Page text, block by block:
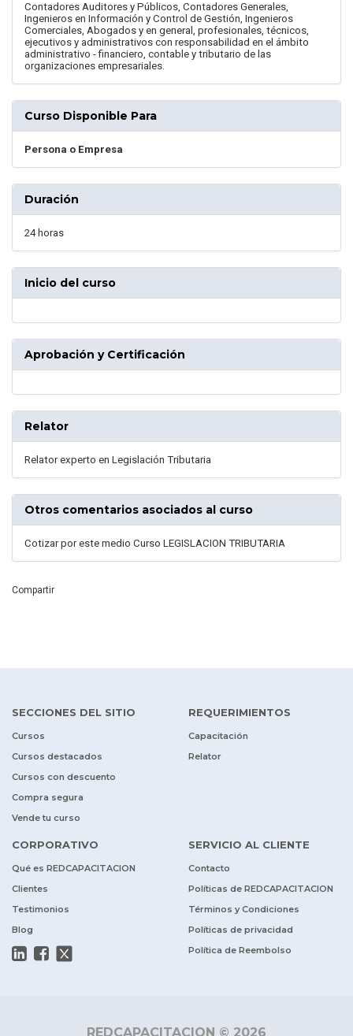
Contadores Auditores y Públicos, Contadores Generales,
Ingenieros en Información y Control de Gestión, Ingenieros
Comerciales, Abogados y en general, profesionales, técnicos,
ejecutivos y administrativos con responsabilidad en el ámbito
administrativo - financiero, contable y tributario de las
organizaciones empresariales.
Curso Disponible Para
Persona o Empresa
Duración
24 horas
Inicio del curso
Aprobación y Certificación
Relator
Relator experto en Legislación Tributaria
Otros comentarios asociados al curso
Cotizar por este medio Curso LEGISLACION TRIBUTARIA
Compartir
SECCIONES DEL SITIO
Cursos
Cursos destacados
Cursos con descuento
Compra segura
Vende tu curso
REQUERIMIENTOS
Capacitación
Relator
CORPORATIVO
Qué es REDCAPACITACION
Clientes
Testimonios
Blog
SERVICIO AL CLIENTE
Contacto
Políticas de REDCAPACITACION
Términos y Condiciones
Políticas de privacidad
Política de Reembolso
REDCAPACITACION © 2026